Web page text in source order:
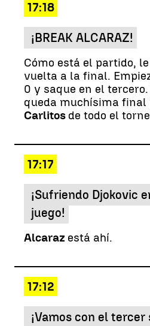
17:18
¡BREAK ALCARAZ!
Cómo está el partido,
vuelta a la final.
0 y saque en el
queda muchísima final
Carlitos de todo el
17:17
¡Sufriendo Djokovic
juego!
Alcaraz está ahí.
17:12
¡Vamos con el tercer